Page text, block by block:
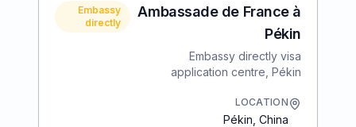
Ambassade de France à
Pékin
Embassy directly visa
application centre, Pékin
Embassy
directly
LOCATION
Pékin China